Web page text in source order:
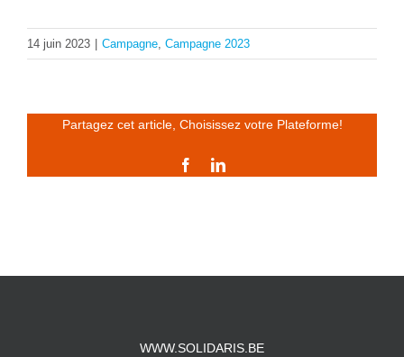
14 juin 2023 Campagne, Campagne 2023
Partagez cet article, Choisissez votre Plateforme!
FacebookLinkedIn
WWW.SOLIDARIS.BE